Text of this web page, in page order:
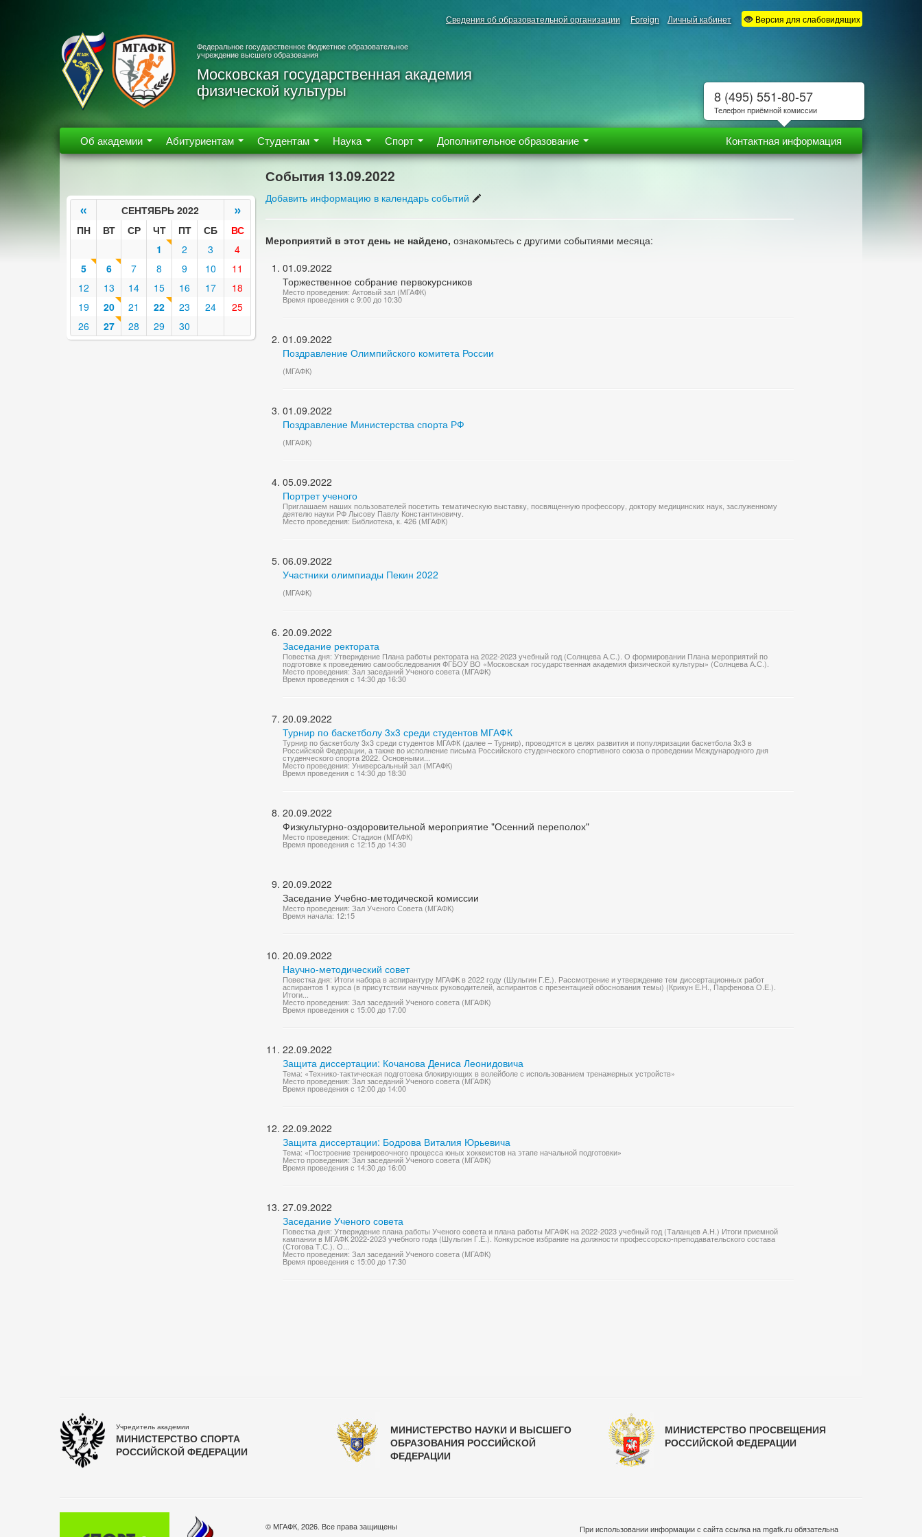
Сведения об образовательной организации Foreign Личный кабинет Версия для слабовидящих
Федеральное государственное бюджетное образовательное
учреждение высшего образования
Московская государственная академия
физической культуры
Об академии Абитуриентам Студентам Наука Спорт Дополнительное образование Контактная информация
« СЕНТЯБРЬ 2022 »
ПН ВТ СР ЧТ ПТ СБ
ВС
1
2 3
4
5
6 7 8 9 10
11
12
13 14 15 16 17
18
19
20 21 22 23 24
25
26
27 28 29 30
События 13.09.2022
Добавить информацию в календарь событий
Мероприятий в этот день не найдено, ознакомьтесь с другими событиями месяца:
01.09.2022
Торжественное собрание первокурсников
Место проведения: Актовый зал (МГАФК)
Время проведения с 9:00 до 10:30
01.09.2022
Поздравление Олимпийского комитета России
(МГАФК)
01.09.2022
Поздравление Министерства спорта РФ
(МГАФК)
05.09.2022
Портрет ученого
Приглашаем наших пользователей посетить тематическую выставку, посвященную профессору, доктору медицинских наук, заслуженному
деятелю науки РФ Лысову Павлу Константиновичу.
Место проведения: Библиотека, к. 426 (МГАФК)
06.09.2022
Участники олимпиады Пекин 2022
(МГАФК)
20.09.2022
Заседание ректората
Повестка дня: Утверждение Плана работы ректората на 2022-2023 учебный год (Солнцева А.С.). О формировании Плана мероприятий по
подготовке к проведению самообследования ФГБОУ ВО «Московская государственная академия физической культуры» (Солнцева А.С.).
Место проведения: Зал заседаний Ученого совета (МГАФК)
Время проведения с 14:30 до 16:30
20.09.2022
Турнир по баскетболу 3х3 среди студентов МГАФК
Турнир по баскетболу 3х3 среди студентов МГАФК (далее – Турнир), проводятся в целях развития и популяризации баскетбола 3х3 в
Российской Федерации, а также во исполнение письма Российского студенческого спортивного союза о проведении Международного дня
студенческого спорта 2022. Основными...
Место проведения: Универсальный зал (МГАФК)
Время проведения с 14:30 до 18:30
20.09.2022
Физкультурно-оздоровительной мероприятие "Осенний переполох"
Место проведения: Стадион (МГАФК)
Время проведения с 12:15 до 14:30
20.09.2022
Заседание Учебно-методической комиссии
Место проведения: Зал Ученого Совета (МГАФК)
Время начала: 12:15
20.09.2022
Научно-методический совет
Повестка дня: Итоги набора в аспирантуру МГАФК в 2022 году (Шульгин Г.Е.). Рассмотрение и утверждение тем диссертационных работ
аспирантов 1 курса (в присутствии научных руководителей, аспирантов с презентацией обоснования темы) (Крикун Е.Н., Парфенова О.Е.).
Итоги...
Место проведения: Зал заседаний Ученого совета (МГАФК)
Время проведения с 15:00 до 17:00
22.09.2022
Защита диссертации: Кочанова Дениса Леонидовича
Тема: «Технико-тактическая подготовка блокирующих в волейболе с использованием тренажерных устройств»
Место проведения: Зал заседаний Ученого совета (МГАФК)
Время проведения с 12:00 до 14:00
22.09.2022
Защита диссертации: Бодрова Виталия Юрьевича
Тема: «Построение тренировочного процесса юных хоккеистов на этапе начальной подготовки»
Место проведения: Зал заседаний Ученого совета (МГАФК)
Время проведения с 14:30 до 16:00
27.09.2022
Заседание Ученого совета
Повестка дня: Утверждение плана работы Ученого совета и плана работы МГАФК на 2022-2023 учебный год (Таланцев А.Н.) Итоги приемной
кампании в МГАФК 2022-2023 учебного года (Шульгин Г.Е.). Конкурсное избрание на должности профессорско-преподавательского состава
(Стогова Т.С.). О...
Место проведения: Зал заседаний Ученого совета (МГАФК)
Время проведения с 15:00 до 17:30
Учредитель академии
МИНИСТЕРСТВО СПОРТА
РОССИЙСКОЙ ФЕДЕРАЦИИ
МИНИСТЕРСТВО НАУКИ И ВЫСШЕГО
ОБРАЗОВАНИЯ РОССИЙСКОЙ
ФЕДЕРАЦИИ
МИНИСТЕРСТВО ПРОСВЕЩЕНИЯ
РОССИЙСКОЙ ФЕДЕРАЦИИ
© МГАФК, 2026. Все права защищены
При использовании информации с сайта ссылка на mgafk.ru обязательна
8 (495) 551-80-57
Телефон приёмной комиссии